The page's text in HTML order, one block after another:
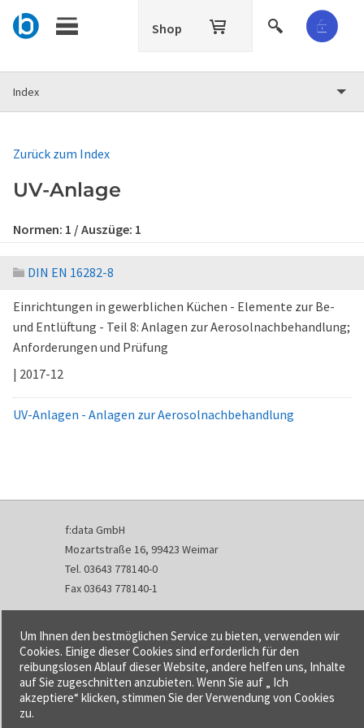
Shop
Index
Zurück zum Index
UV-Anlage
Normen: 1 / Auszüge: 1
DIN EN 16282-8
Einrichtungen in gewerblichen Küchen - Elemente zur Be-
und Entlüftung - Teil 8: Anlagen zur Aerosolnachbehandlung;
Anforderungen und Prüfung
| 2017-12
UV-Anlagen - Anlagen zur Aerosolnachbehandlung
f:data GmbH
Mozartstraße 16, 99423 Weimar
Tel. 03643 778140-0
Fax 03643 778140-1
info@fdata.de
Kontakt
Impressum
Datenschutzerklärung
Urheberrecht und Haftung
Um Ihnen den bestmöglichen Service zu bieten, verwenden wir
Cookies. Einige dieser Cookies sind erforderlich für den
reibungslosen Ablauf dieser Website, andere helfen uns, Inhalte
auf Sie zugeschnitten anzubieten. Wenn Sie auf „ Ich
akzeptiere“ klicken, stimmen Sie der Verwendung von Cookies
zu.